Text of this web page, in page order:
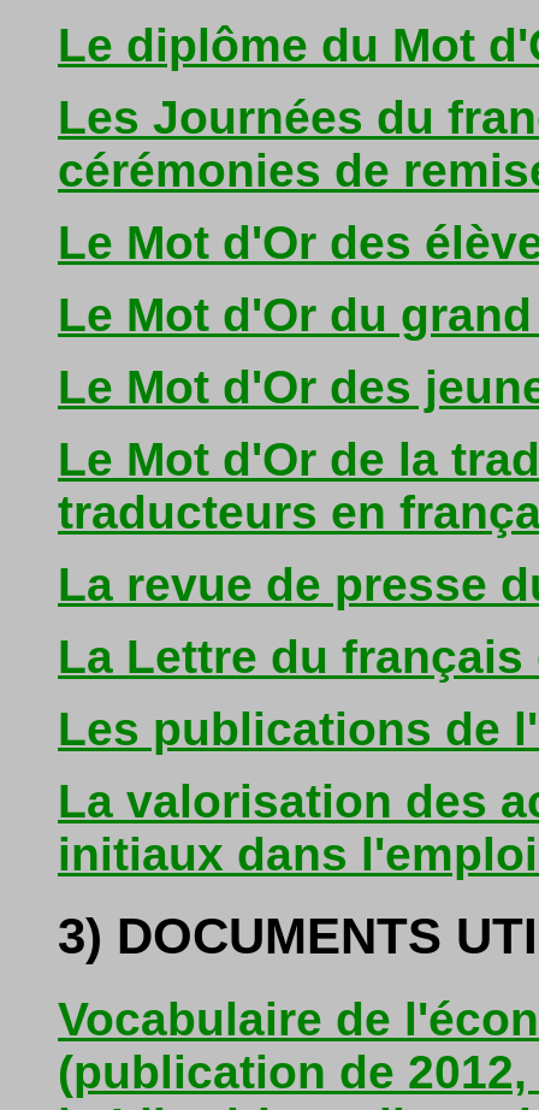
Le diplôme du Mot
Les Journées du
cérémonies de
Le Mot d'Or des
Le Mot d'Or du
Le Mot d'Or des
Le Mot d'Or de la
traducteurs en
La revue de presse
La Lettre du
Les publications de
La valorisation des
initiaux dans l'emploi
3) DOCUMENTS
Vocabulaire de
(publication de